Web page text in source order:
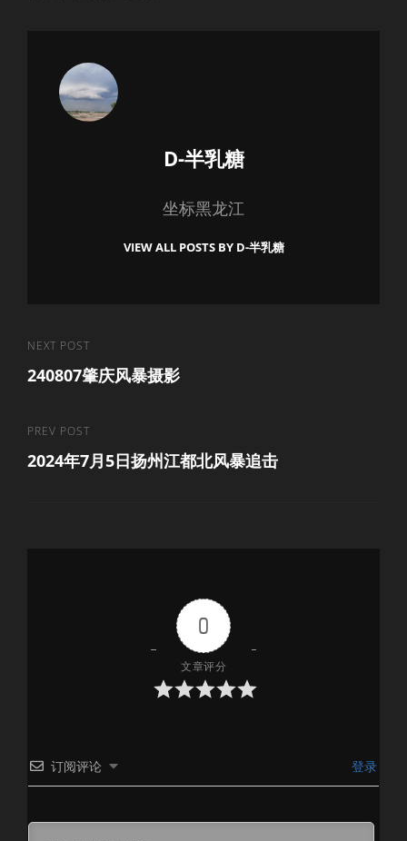
Author:
D-半乳糖
坐标黑龙江
VIEW ALL POSTS BY D-半乳糖
文
章
航
Previous
Post
PREV POST
2024年7月5日扬州江都北风暴追击
Next
Post
NEXT POST
240807肇庆风暴摄影
0
文章评分
订阅评论 登录